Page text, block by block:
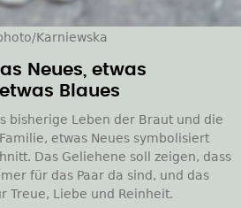
Karniewska
Neues, etwas
Blaues
bisherige Leben der Braut und die
etwas Neues symbolisiert
Das Geliehene soll zeigen, dass
für das Paar da sind, und das
Treue, Liebe und Reinheit.